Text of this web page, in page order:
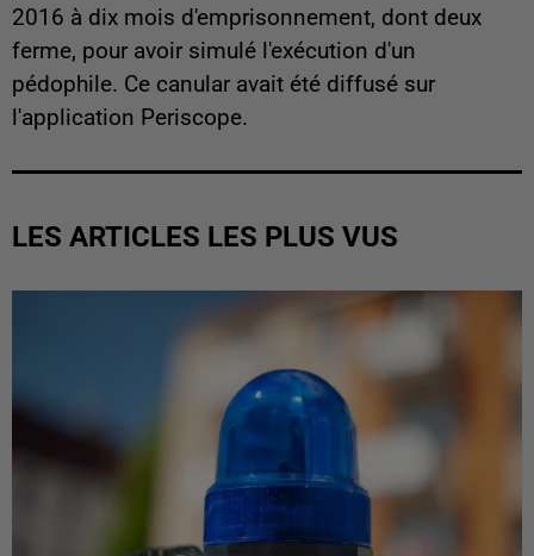
2016 à dix mois d'emprisonnement, dont deux
ferme, pour avoir simulé l'exécution d'un
pédophile. Ce canular avait été diffusé sur
l'application Periscope.
LES ARTICLES LES PLUS VUS